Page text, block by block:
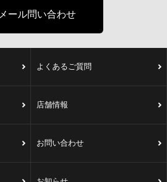
メール問い合わせ
よくあるご質問
店舗情報
お問い合わせ